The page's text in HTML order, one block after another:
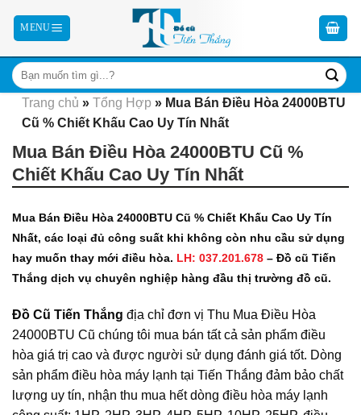
Trang chủ » Tổng Hợp » Mua Bán Điều Hòa 24000BTU
Cũ % Chiết Khấu Cao Uy Tín Nhất
Mua Bán Điều Hòa 24000BTU Cũ %
Chiết Khấu Cao Uy Tín Nhất
Mua Bán Điều Hòa 24000BTU Cũ % Chiết Khấu Cao Uy Tín
Nhất, các loại đủ công suất khi không còn nhu cầu sử dụng
hay muốn thay mới điều hòa. LH: 037.201.678 – Đồ cũ Tiến
Thắng dịch vụ chuyên nghiệp hàng đầu thị trường đồ cũ.
Đồ Cũ Tiến Thắng địa chỉ đơn vị Thu Mua Điều Hòa
24000BTU Cũ chúng tôi mua bán tất cả sản phẩm điều
hòa giá trị cao và được người sử dụng đánh giá tốt. Dòng
sản phẩm điều hòa máy lạnh tại Tiến Thắng đảm bảo chất
lượng uy tín, nhận thu mua hết dòng điều hòa máy lạnh